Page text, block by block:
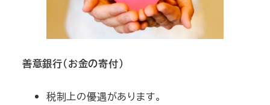
善意銀行（お金の寄付）
税制上の優遇があります。